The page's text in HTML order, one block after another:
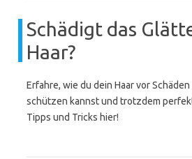
Schädigt das
Haar?
Erfahre, wie du dein Haar vor
schützen kannst und trotzdem
Tipps und Tricks hier!